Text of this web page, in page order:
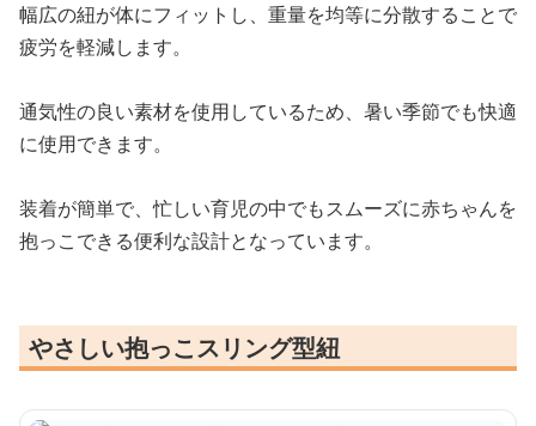
幅広の紐が体にフィットし、重量を均等に分散することで
疲労を軽減します。
通気性の良い素材を使用しているため、暑い季節でも快適
に使用できます。
装着が簡単で、忙しい育児の中でもスムーズに赤ちゃんを
抱っこできる便利な設計となっています。
やさしい抱っこスリング型紐